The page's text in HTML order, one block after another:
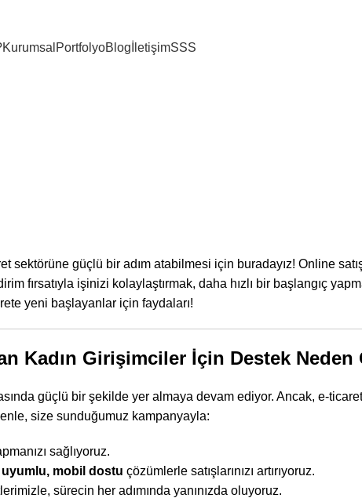
Kurumsal PortfolyoBlog İletişimSSS
sektörüne güçlü bir adım atabilmesi için buradayız! Online
fırsatıyla işinizi kolaylaştırmak, daha hızlı bir başlangıç
yeni başlayanlar için faydaları!
Kadın Girişimciler İçin Destek Neden
güçlü bir şekilde yer almaya devam ediyor. Ancak, e-
size sunduğumuz kampanyayla:
sağlıyoruz.
uyumlu, mobil dostu çözümlerle satışlarınızı artırıyoruz.
sürecin her adımında yanınızda oluyoruz.